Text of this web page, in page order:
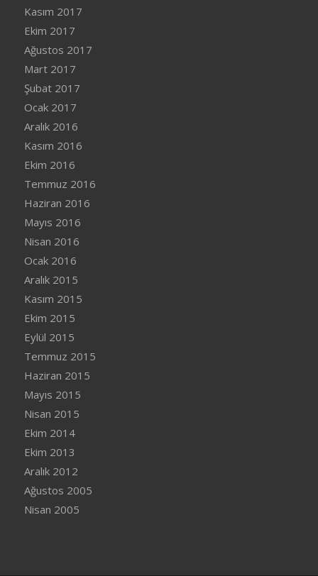
Kasım 2017
Ekim 2017
Ağustos 2017
Mart 2017
Şubat 2017
Ocak 2017
Aralık 2016
Kasım 2016
Ekim 2016
Temmuz 2016
Haziran 2016
Mayıs 2016
Nisan 2016
Ocak 2016
Aralık 2015
Kasım 2015
Ekim 2015
Eylül 2015
Temmuz 2015
Haziran 2015
Mayıs 2015
Nisan 2015
Ekim 2014
Ekim 2013
Aralık 2012
Ağustos 2005
Nisan 2005